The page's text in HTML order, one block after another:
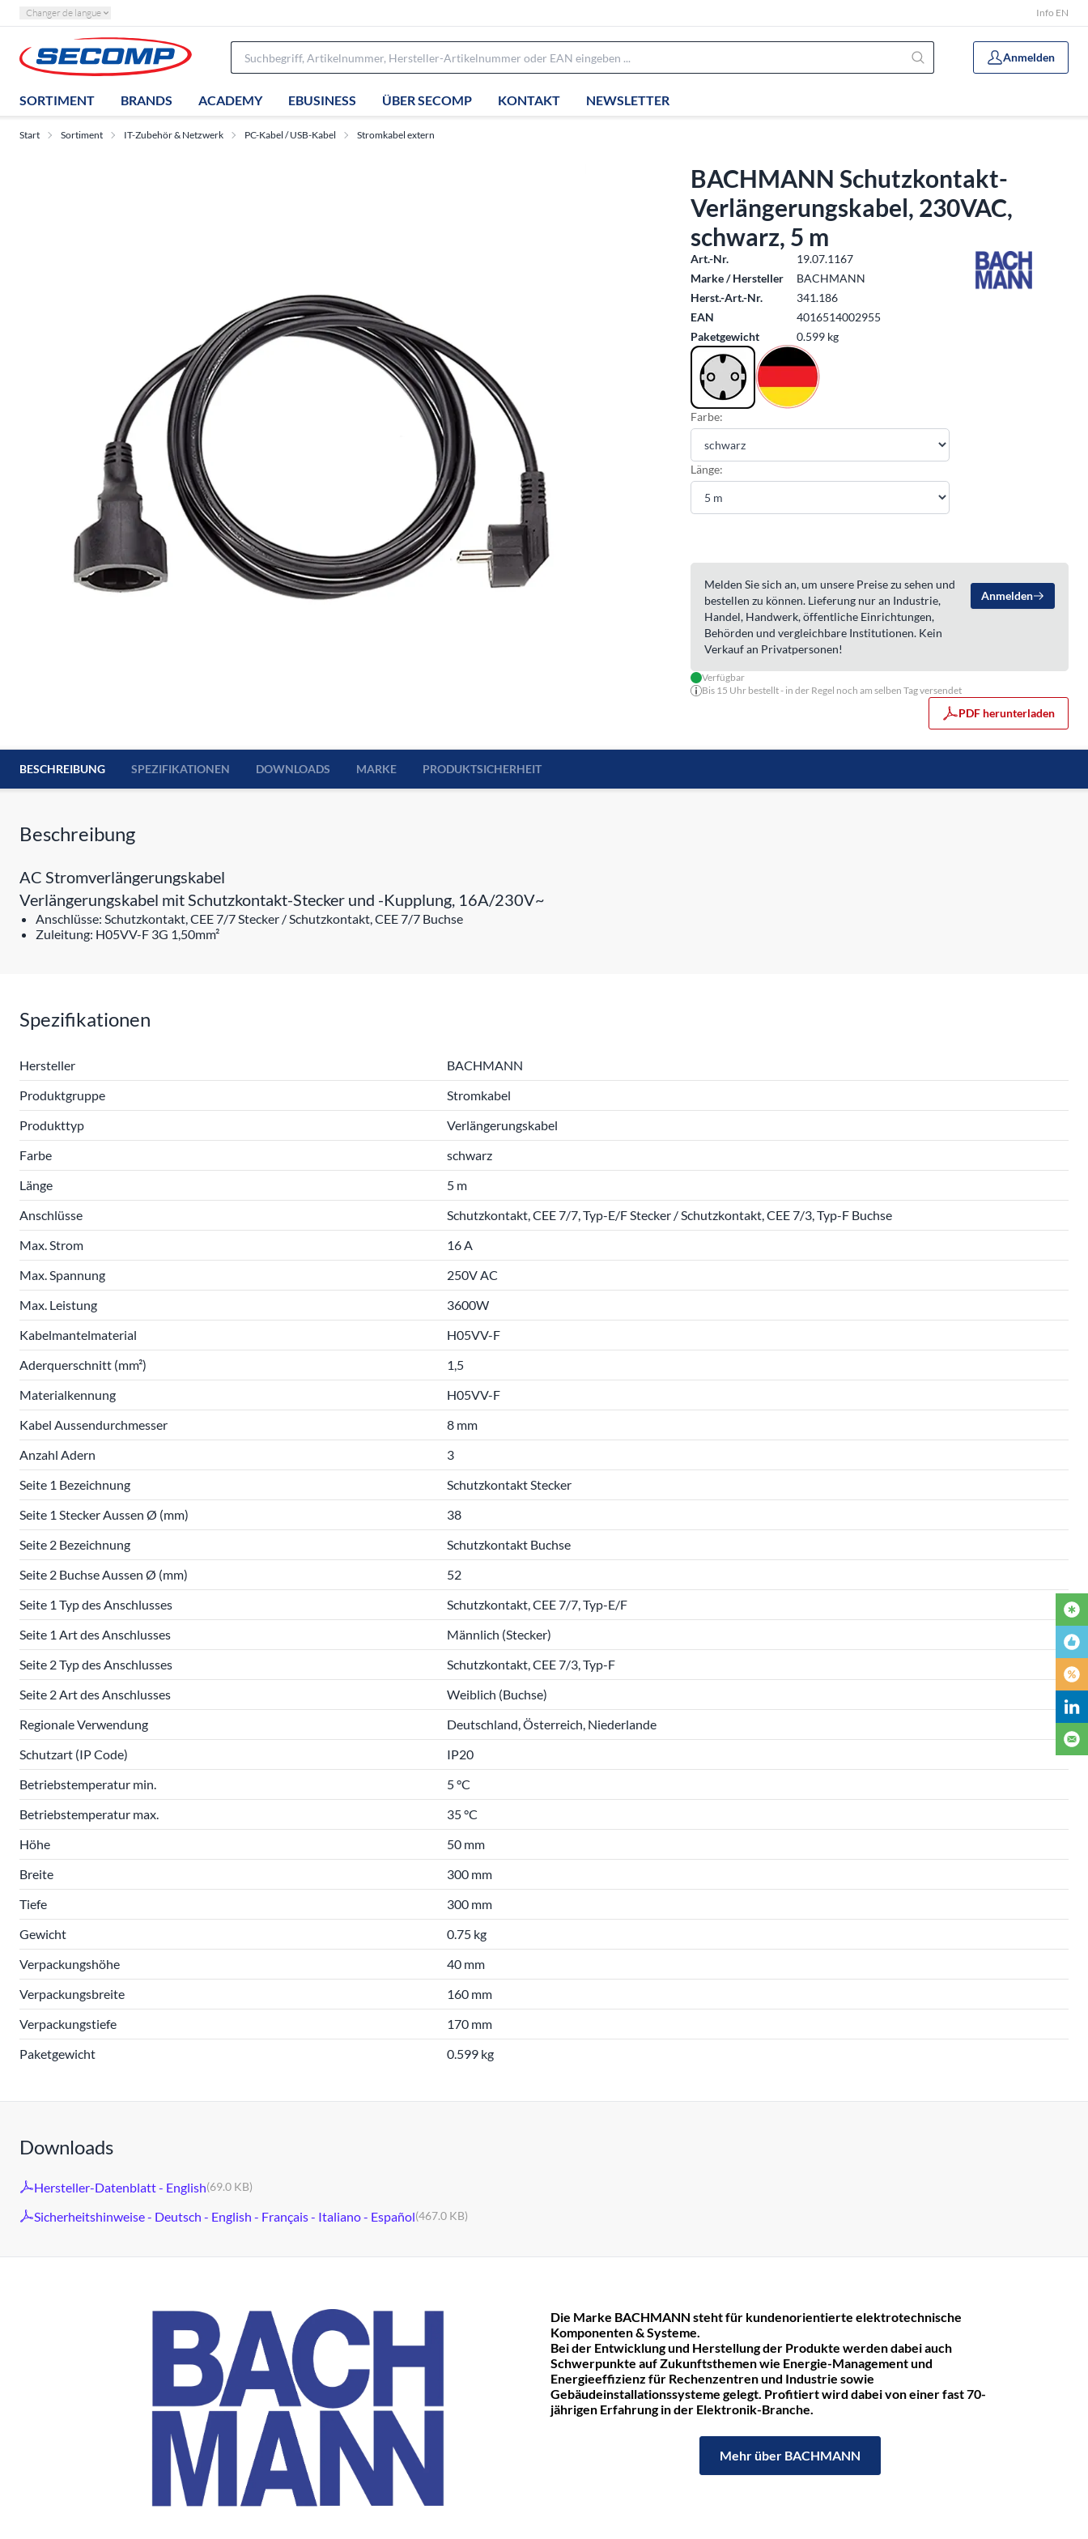
Changer de langue Info EN
Anmelden
SORTIMENT BRANDS ACADEMY EBUSINESS ÜBER SECOMP KONTAKT NEWSLETTER
Start Sortiment IT-Zubehör & Netzwerk PC-Kabel / USB-Kabel Stromkabel extern
BACHMANN Schutzkontakt-
Verlängerungskabel, 230VAC,
schwarz, 5 m
Art.-Nr.
19.07.1167
Marke / Hersteller
BACHMANN
Herst.-Art.-Nr.
341.186
EAN
4016514002955
Paketgewicht
0.599 kg
Farbe:
Länge:
Melden Sie sich an, um unsere Preise zu sehen und
bestellen zu können. Lieferung nur an Industrie,
Handel, Handwerk, öffentliche Einrichtungen,
Behörden und vergleichbare Institutionen. Kein
Verkauf an Privatpersonen!
Anmelden
Verfügbar
Bis 15 Uhr bestellt - in der Regel noch am selben Tag versendet
PDF herunterladen
BESCHREIBUNG SPEZIFIKATIONEN DOWNLOADS MARKE PRODUKTSICHERHEIT
Beschreibung
AC Stromverlängerungskabel
Verlängerungskabel mit Schutzkontakt-Stecker und -Kupplung, 16A/230V~
Anschlüsse: Schutzkontakt, CEE 7/7 Stecker / Schutzkontakt, CEE 7/7 Buchse
Zuleitung: H05VV-F 3G 1,50mm²
Spezifikationen
Hersteller
BACHMANN
Produktgruppe
Stromkabel
Produkttyp
Verlängerungskabel
Farbe
schwarz
Länge
5 m
Anschlüsse
Schutzkontakt, CEE 7/7, Typ-E/F Stecker / Schutzkontakt, CEE 7/3, Typ-F Buchse
Max. Strom
16 A
Max. Spannung
250V AC
Max. Leistung
3600W
Kabelmantelmaterial
H05VV-F
Aderquerschnitt (mm²)
1,5
Materialkennung
H05VV-F
Kabel Aussendurchmesser
8 mm
Anzahl Adern
3
Seite 1 Bezeichnung
Schutzkontakt Stecker
Seite 1 Stecker Aussen Ø (mm)
38
Seite 2 Bezeichnung
Schutzkontakt Buchse
Seite 2 Buchse Aussen Ø (mm)
52
Seite 1 Typ des Anschlusses
Schutzkontakt, CEE 7/7, Typ-E/F
Seite 1 Art des Anschlusses
Männlich (Stecker)
Seite 2 Typ des Anschlusses
Schutzkontakt, CEE 7/3, Typ-F
Seite 2 Art des Anschlusses
Weiblich (Buchse)
Regionale Verwendung
Deutschland, Österreich, Niederlande
Schutzart (IP Code)
IP20
Betriebstemperatur min.
5 °C
Betriebstemperatur max.
35 °C
Höhe
50 mm
Breite
300 mm
Tiefe
300 mm
Gewicht
0.75 kg
Verpackungshöhe
40 mm
Verpackungsbreite
160 mm
Verpackungstiefe
170 mm
Paketgewicht
0.599 kg
Downloads
Hersteller-Datenblatt - English(69.0 KB)
Sicherheitshinweise - Deutsch - English - Français - Italiano - Español(467.0 KB)
Die Marke BACHMANN steht für kundenorientierte elektrotechnische
Komponenten & Systeme.
Bei der Entwicklung und Herstellung der Produkte werden dabei auch
Schwerpunkte auf Zukunftsthemen wie Energie-Management und
Energieeffizienz für Rechenzentren und Industrie sowie
Gebäudeinstallationssysteme gelegt. Profitiert wird dabei von einer fast 70-
jährigen Erfahrung in der Elektronik-Branche.
Mehr über BACHMANN